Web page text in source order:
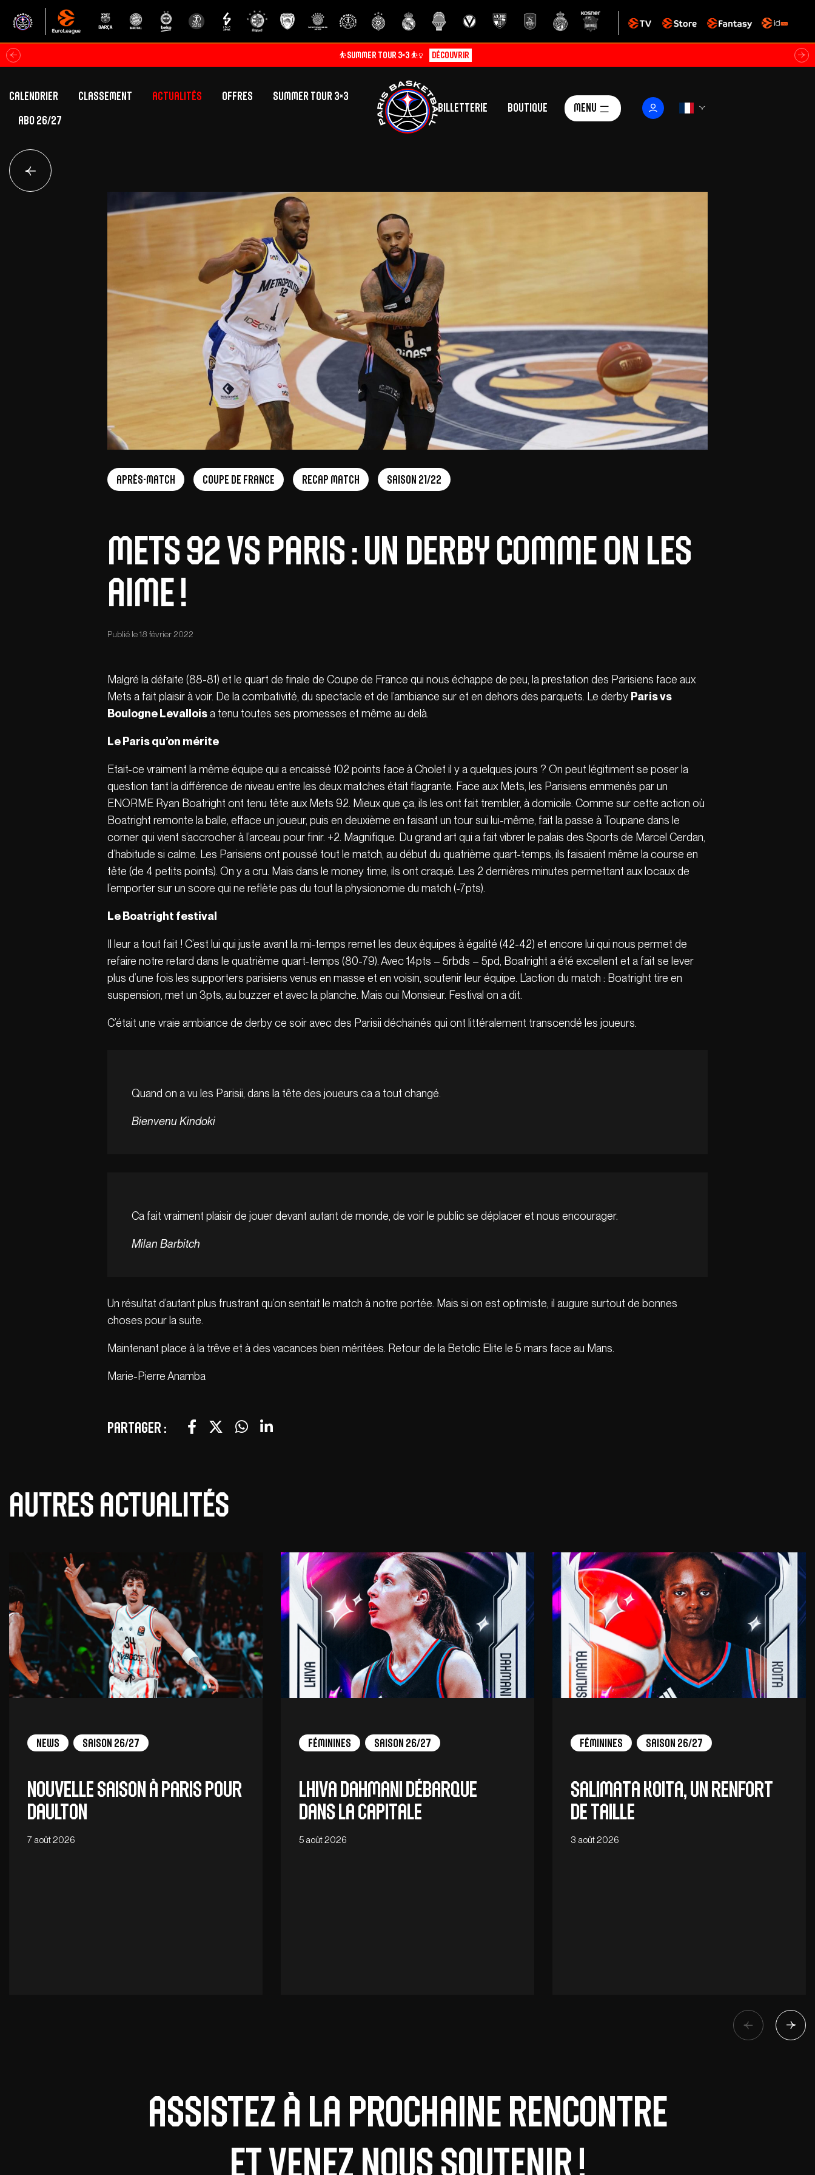
⛹️SUMMER TOUR 3×3 ⛹️‍♀️ Découvrir
Calendrier
Classement
Classement Betclic Elite
Actualités
Offres
SUMMER TOUR 3×3
ABO 26/27
Billetterie Boutique Menu
Équipe Première
Présentation
La vie au centre
Effectif
Camps
Contact
Offres Grand Public Offres Hospitalités
Courtside Club
Central House
FAQ
Adidas Arena
Accès et informations
Arena Tour
Événements et séminaires
Entertainment
FAQ
Partenaires
Nos partenaires
Devenir partenaire
Business Club
Après-match Coupe de France Recap Match Saison 21/22
Mets 92 vs Paris : un derby comme on les
aime !
Publié le 18 février 2022
Malgré la défaite (88-81) et le quart de finale de Coupe de France qui nous échappe de peu, la prestation des Parisiens face aux
Mets a fait plaisir à voir. De la combativité, du spectacle et de l’ambiance sur et en dehors des parquets. Le derby Paris vs
Boulogne Levalloisa tenu toutes ses promesses et même au delà.
Le Paris qu’on mérite
Etait-ce vraiment la même équipe qui a encaissé 102 points face à Cholet il y a quelques jours ? On peut légitiment se poser la
question tant la différence de niveau entre les deux matches était flagrante. Face aux Mets, les Parisiens emmenés par un
ENORME Ryan Boatright ont tenu tête aux Mets 92. Mieux que ça, ils les ont fait trembler, à domicile. Comme sur cette action où
Boatright remonte la balle, efface un joueur, puis en deuxième en faisant un tour sui lui-même, fait la passe à Toupane dans le
corner qui vient s’accrocher à l’arceau pour finir. +2. Magnifique. Du grand art qui a fait vibrer le palais des Sports de Marcel Cerdan,
d’habitude si calme. Les Parisiens ont poussé tout le match, au début du quatrième quart-temps, ils faisaient même la course en
tête (de 4 petits points). On y a cru. Mais dans le money time, ils ont craqué. Les 2 dernières minutes permettant aux locaux de
l’emporter sur un score qui ne reflète pas du tout la physionomie du match (-7pts).
Le Boatright festival
Il leur a tout fait ! C’est lui qui juste avant la mi-temps remet les deux équipes à égalité (42-42) et encore lui qui nous permet de
refaire notre retard dans le quatrième quart-temps (80-79). Avec 14pts – 5rbds – 5pd, Boatright a été excellent et a fait se lever
plus d’une fois les supporters parisiens venus en masse et en voisin, soutenir leur équipe. L’action du match : Boatright tire en
suspension, met un 3pts, au buzzer et avec la planche. Mais oui Monsieur. Festival on a dit.
C’était une vraie ambiance de derby ce soir avec des Parisii déchainés qui ont littéralement transcendé les joueurs.
Quand on a vu les Parisii, dans la tête des joueurs ca a tout changé.
Bienvenu Kindoki
Ca fait vraiment plaisir de jouer devant autant de monde, de voir le public se déplacer et nous encourager.
Milan Barbitch
Un résultat d’autant plus frustrant qu’on sentait le match à notre portée. Mais si on est optimiste, il augure surtout de bonnes
choses pour la suite.
Maintenant place à la trêve et à des vacances bien méritées. Retour de la Betclic Elite le 5 mars face au Mans.
Marie-Pierre Anamba
Partager :
Autres actualités
News Saison 26/27
Nouvelle saison à Paris pour
Daulton
7 août 2026
Féminines Saison 26/27
Lhiva Dahmani débarque
dans la capitale
5 août 2026
Féminines Saison 26/27
Salimata Koita, un renfort
de taille
3 août 2026
Assistez à la prochaine rencontre
et venez nous soutenir !